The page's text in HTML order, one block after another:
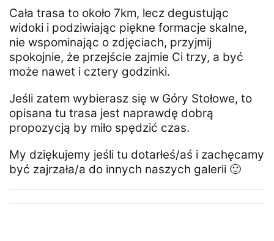
Cała trasa to około 7km, lecz degustując
widoki i podziwiając piękne formacje skalne,
nie wspominając o zdjęciach, przyjmij
spokojnie, że przejście zajmie Ci trzy, a być
może nawet i cztery godzinki.
Jeśli zatem wybierasz się w Góry Stołowe, to
opisana tu trasa jest naprawdę dobrą
propozycją by miło spędzić czas.
My dziękujemy jeśli tu dotarłeś/aś i zachęcamy
być zajrzała/a do innych naszych galerii 🙂